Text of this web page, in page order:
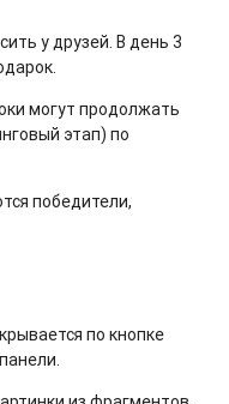
у друзей. В день 3
могут продолжать
этап) по
победители,
по кнопке